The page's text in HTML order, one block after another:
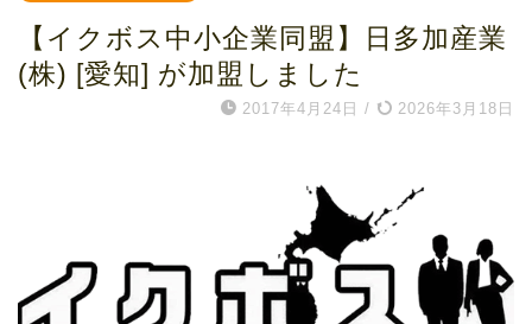
【イクボス中小企業同盟】日多加産業
(株) [愛知] が加盟しました
2017年4月24日 / 2026年3月18日